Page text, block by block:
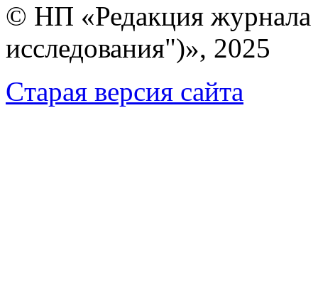
© НП «Редакция
исследования")», 2025
Cтарая версия сайта